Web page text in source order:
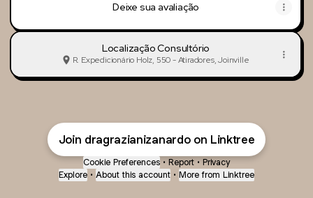
Deixe sua avaliação
Localização Consultório
R. Expedicionário Holz, 550 - Atiradores, Joinville
Join dragrazianizanardo on Linktree
Cookie Preferences • Report • Privacy
Explore • About this account • More from Linktree